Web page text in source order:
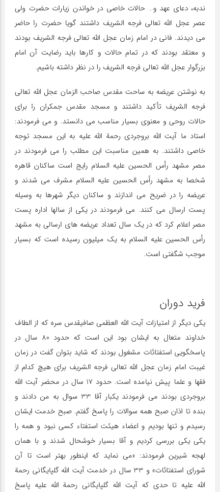
ندبه، دعای عهد و… حالات خاصی در خواندن زیارات حضرت ولی
عصر عجل الله تعالی فرجه الشریف داشتند گویا حضرت را حاضر
می دیدند. فانی در امام زمان عجل الله تعالی فرجه الشریف بودند
و معتقد بودند که در تمام حالات و کارها باید رضایت آن امام
بزرگوار عجل الله تعالی فرجه الشریف را در نظر داشته باشیم.
به نوشتن عریضه به ساحت مقدس صاحب الزمان عجل الله تعالی
فرجه الشریف تأکید داشتند و مسجد مقدس جمکران را برای
حالات روحی و معنوی بسیار مناسب می دانستد. و می فرمودند:
استاد ما آیت الله بروجردی رحمة الله علیه به این مسجد توجه
خاصی داشتند. به همین مناسبت این مطلب را می فرمودند در
مصر مشهد رأس الحسین علیه السلام رایج است ساکنان قاهره
شخصا به مشهد رأس الحسین علیه السلام مشرف می شدند و
عریضه را در ضریح می اندازند و ساکنان دیگر شهرها به وسیله
پست ارسال می کنند. می فرمودند در یکی از سالها اداره پست
مصر اعلام کرد که در یک سال تعداد عریضه های ارسالی به مشهد
رأس الحسین علیه السلام به یک میلیون رسیده است که بسیار
موجب شگفتی است.
فرید دوران
یکی دیگر از امتیازات آیت الله العظمی صافیقدس سره که از الطاف
خداوند متعال به ایشان بود این است که حدود 80 سال در
پاسخگویی استفتائات مشغول بودند که شاید بتوان گفت در زمان
غیبت امام زمان عجل الله تعالی فرجه الشریف برای هیچ کدام از
فقها و علما پیش نیامده است. حدود 17 سال در محضر آیت الله
بروجردی بودند می فرمودند یکبار آقا 33 سوال به من دادند و
بنده تا اذان صبح همه سوالات را پاسخ گفتم. صبح خدمت ایشان
رسیدم و تنها بودیم و اعضاء هیئت استفتاء کسی نبود و همه را
یکی یکی بررسی کردیم و آقا بسیار خوشحال شدند و با همان
لهجه شیرین فرمودند: «می نماید که اینطور بهتر است تا آن
شورای استفتائات» و 33 سال در خدمت آیت الله گلپایگانی رحمة
الله علیه تا حدی که آیت الله گلپایگانی رحمة الله علیه پاسخ